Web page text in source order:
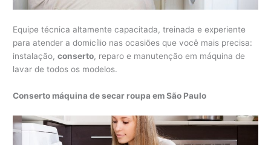
Equipe técnica altamente capacitada, treinada e experiente
para atender a domicílio nas ocasiões que você mais precisa:
instalação,conserto, reparo e manutenção em máquina de
lavar de todos os modelos.
Conserto máquina de secar roupa em São Paulo